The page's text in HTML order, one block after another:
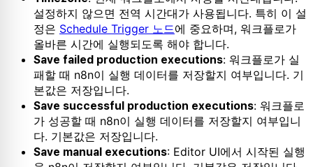
설정하지 않으면 전역 시간대가 사용됩니다. 특히 이 설
정은 Schedule Trigger 노드에 중요하며, 워크플로가
올바른 시간에 실행되도록 해야 합니다.
Save failed production executions: 워크플로가 실
패할 때 n8n이 실행 데이터를 저장할지 여부입니다. 기
본값은 저장입니다.
Save successful production executions: 워크플로
가 성공할 때 n8n이 실행 데이터를 저장할지 여부입니
다. 기본값은 저장입니다.
Save manual executions: Editor UI에서 시작된 실행